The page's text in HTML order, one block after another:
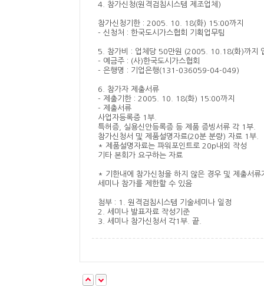
4. 참가신청(원격검침시스템 제조업체)
참가신청기한 : 2005. 10. 18(화) 15:00까지
- 신청처 : 한국도시가스협회 기획업무팀
5. 참가비 : 업체당 50만원 (2005. 10.18(화)까지
- 예금주 : (사)한국도시가스협회
- 은행명 : 기업은행(131-036059-04-049)
6. 참가자 제출서류
- 제출기한 : 2005. 10. 18(화) 15:00까지
- 제출서류
사업자등록증 1부.
특허증, 실용신안등록증 등 제품 증빙서류 각 1부.
참가신청서 및 제품설명자료(20분 분량) 자료 1부.
* 제품설명자료는 파워포인트로 20p내외 작성
기타 본회가 요구하는 자료
* 기한내에 참가신청을 하지 않은 경우 및 제출서류
세미나 참가를 제한할 수 있음
첨부 : 1. 원격검침시스템 기술세미나 일정
2. 세미나 발표자료 작성기준
3. 세미나 참가신청서 각1부. 끝.